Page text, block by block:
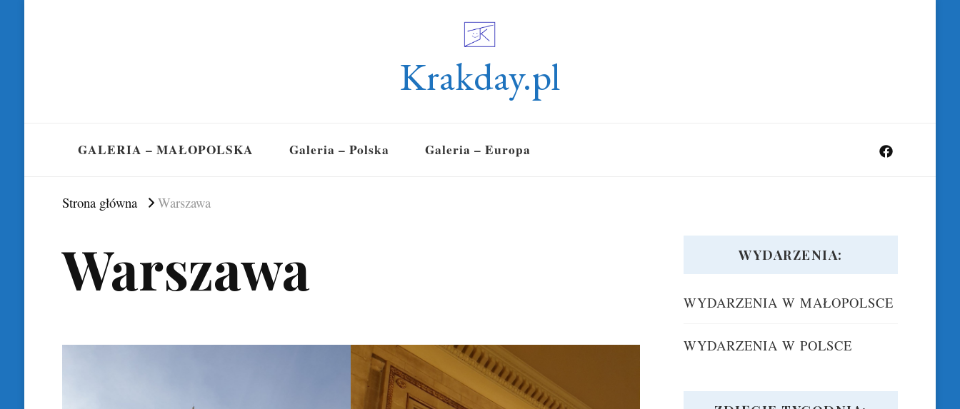
Krakday.pl
GALERIA – MAŁOPOLSKA Galeria – Polska Galeria – Europa
Strona główna Warszawa
Warszawa WYDARZENIA:
WYDARZENIA W MAŁOPOLSCE
WYDARZENIA W POLSCE